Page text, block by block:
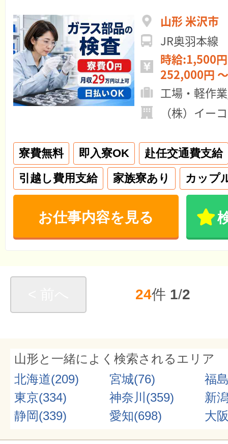
山形 米沢市
JR奥羽本線
時給:1,500
252,000円
工場・軽作
（株）イー
寮費無料 即入寮OK
赴任交通費支給
引越し費用支給
家族寮あり カップ
お仕事内容を見る
24件 1/2
山形と一緒によく検索されるエリア
北海道(209)
宮城(76)
福
東京(334)
神奈川(359)
新
静岡(339)
愛知(698) 大